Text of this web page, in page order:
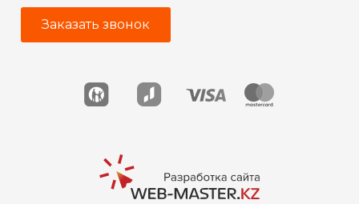
Заказать звонок